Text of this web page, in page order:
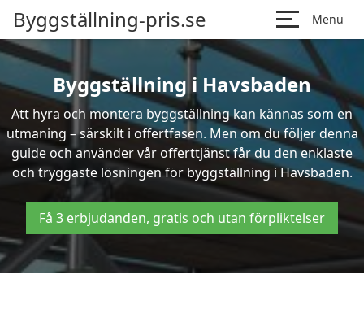
Byggställning-pris.se Menu
Byggställning i Havsbaden
Att hyra och montera byggställning kan kännas som en
utmaning – särskilt i offertfasen. Men om du följer denna
guide och använder vår offerttjänst får du den enklaste
och tryggaste lösningen för byggställning i Havsbaden.
Få 3 erbjudanden, gratis och utan förpliktelser